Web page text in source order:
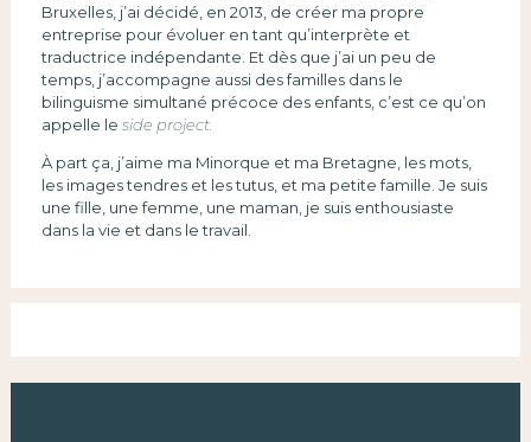
Bruxelles, j’ai décidé, en 2013, de créer ma propre
entreprise pour évoluer en tant qu’interprète et
traductrice indépendante. Et dès que j’ai un peu de
temps, j’accompagne aussi des familles dans le
bilinguisme simultané précoce des enfants, c’est ce qu’on
appelle le side project.
À part ça, j’aime ma Minorque et ma Bretagne, les mots,
les images tendres et les tutus, et ma petite famille. Je suis
une fille, une femme, une maman, je suis enthousiaste
dans la vie et dans le travail.